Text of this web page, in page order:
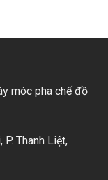
móc pha chế đồ
Thanh Liệt,